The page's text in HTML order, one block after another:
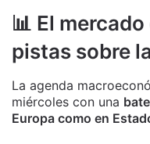
📊 El
pistas sobre
La agenda
miércoles con una
Europa como en